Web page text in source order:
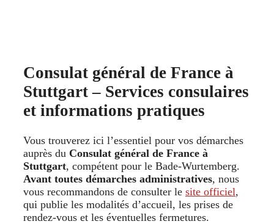
Consulat général de France à
Stuttgart – Services consulaires
et informations pratiques
Vous trouverez ici l’essentiel pour vos démarches
auprès du Consulat général de France à
Stuttgart, compétent pour le Bade-Wurtemberg.
Avant toutes démarches administratives, nous
vous recommandons de consulter le site officiel,
qui publie les modalités d’accueil, les prises de
rendez-vous et les éventuelles fermetures.